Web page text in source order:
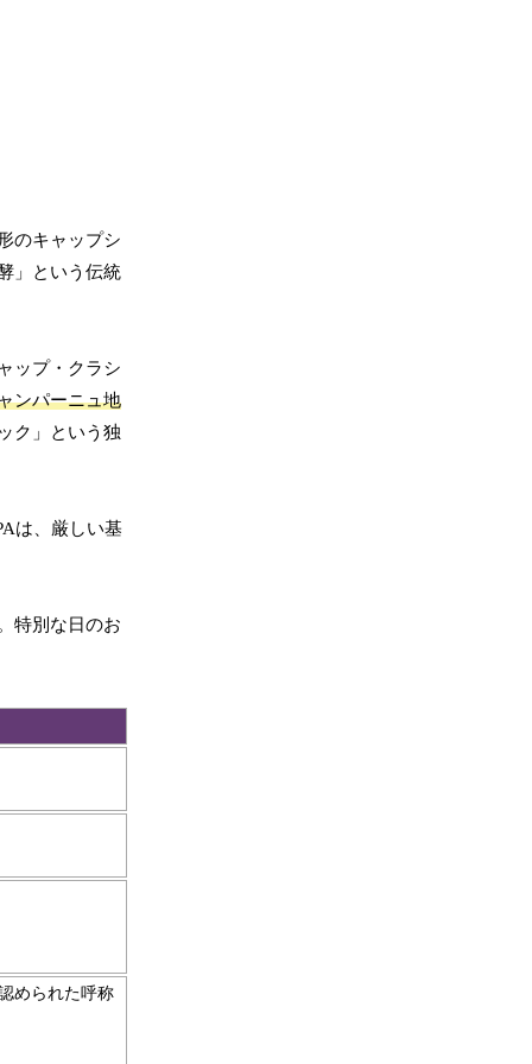
のキャップシ
」という伝統
ップ・クラシ
ンパーニュ地
ク」という独
は、厳しい基
特別な日のお
められた呼称